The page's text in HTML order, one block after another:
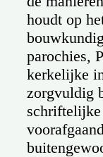
houdt op
parochies,
kerkelijke
zorgvuldig